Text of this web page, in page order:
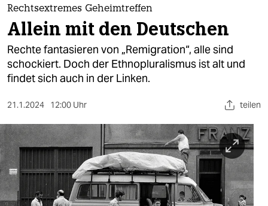
themen
politik
öko
sport
berlin
nord
Rechtsextremes Geheimtreffen
Allein mit den Deutschen
Rechte fantasieren von „Remigration“, alle sind
schockiert. Doch der Ethnopluralismus ist alt und
findet sich auch in der Linken.
21.1.2024 12:00 Uhr teilen